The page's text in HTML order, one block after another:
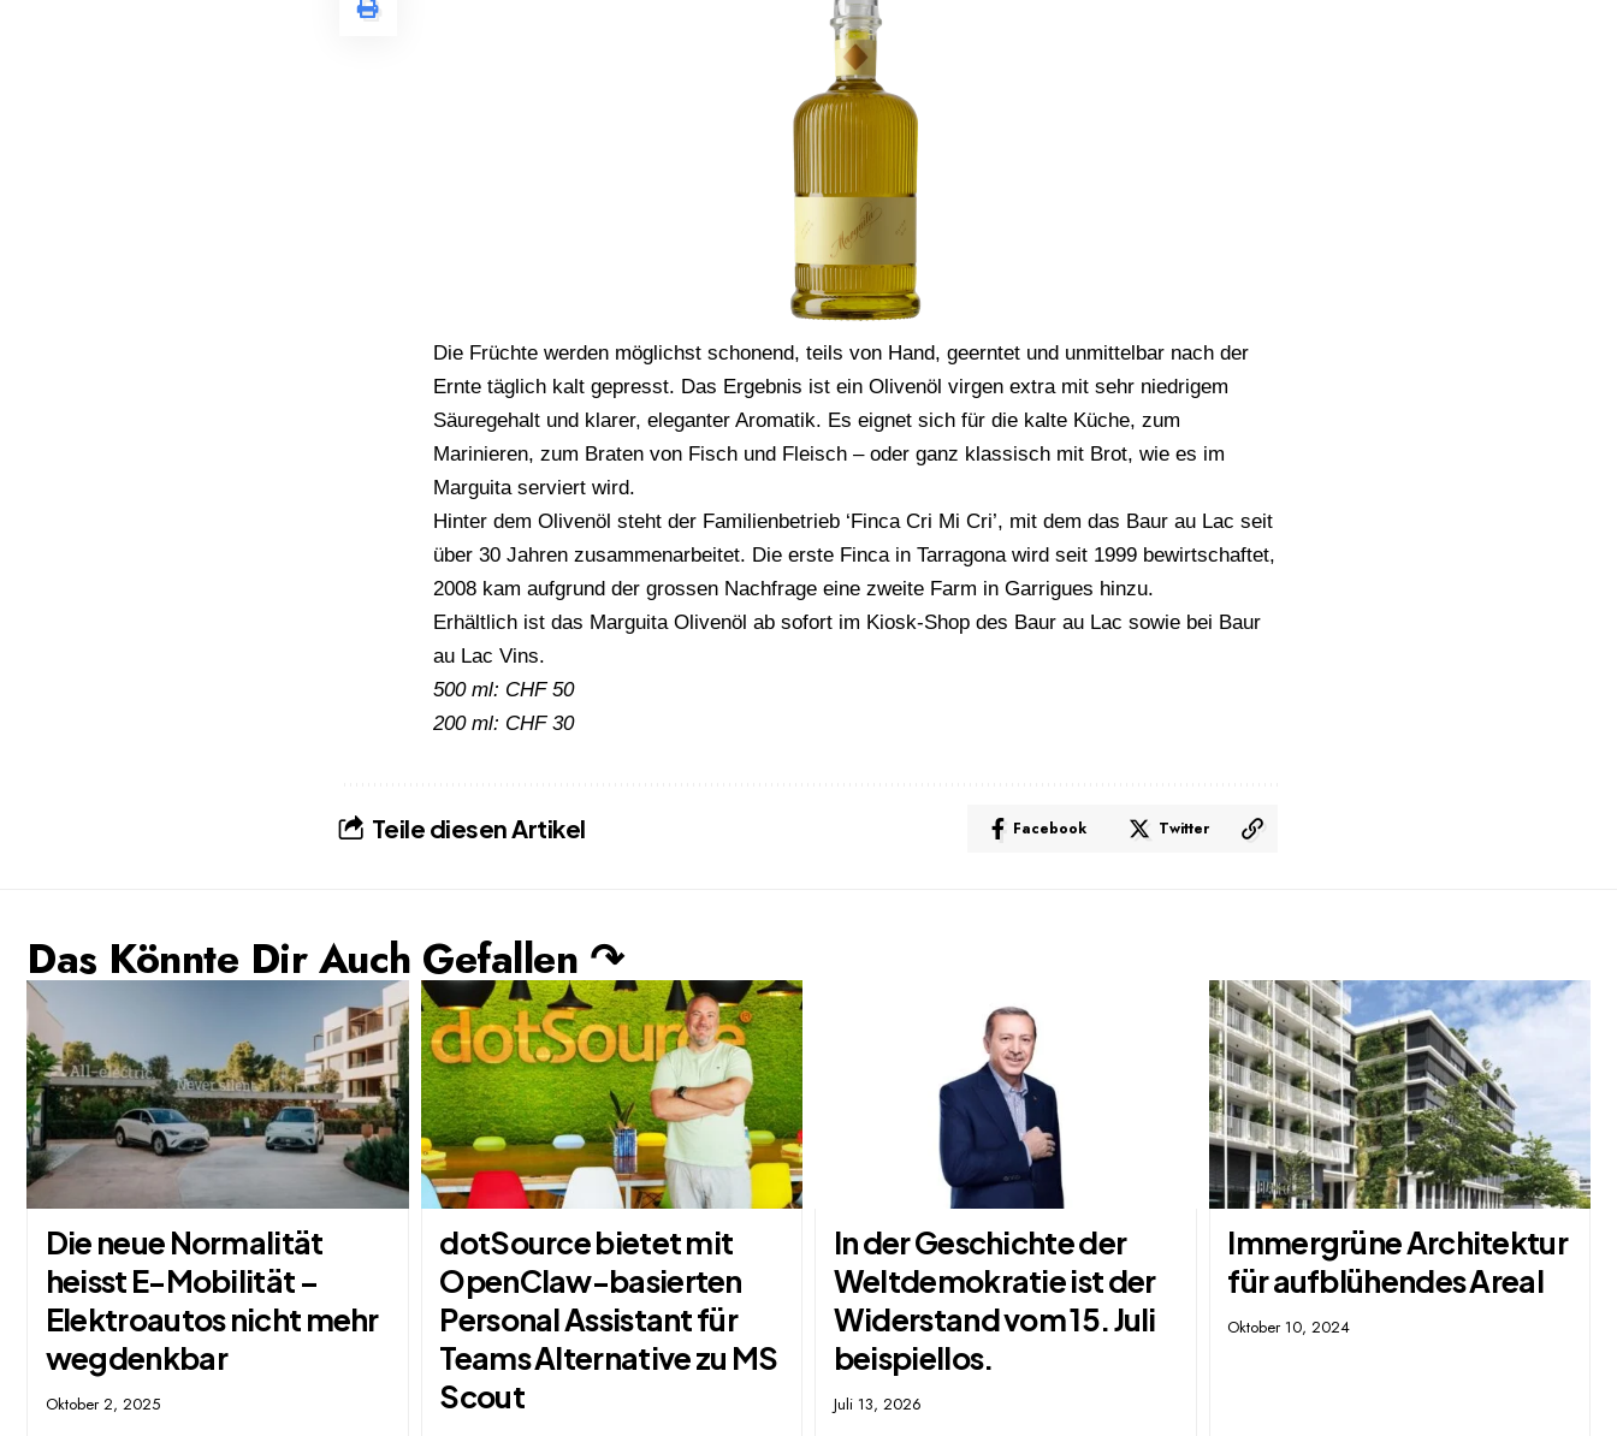
Die Früchte werden möglichst schonend, teils von Hand, geerntet und unmittelbar nach der
Ernte täglich kalt gepresst. Das Ergebnis ist ein Olivenöl virgen extra mit sehr niedrigem
Säuregehalt und klarer, eleganter Aromatik. Es eignet sich für die kalte Küche, zum
Marinieren, zum Braten von Fisch und Fleisch – oder ganz klassisch mit Brot, wie es im
Marguita serviert wird.
Hinter dem Olivenöl steht der Familienbetrieb ‘Finca Cri Mi Cri’, mit dem das Baur au Lac seit
über 30 Jahren zusammenarbeitet. Die erste Finca in Tarragona wird seit 1999 bewirtschaftet,
2008 kam aufgrund der grossen Nachfrage eine zweite Farm in Garrigues hinzu.
Erhältlich ist das Marguita Olivenöl ab sofort im Kiosk-Shop des Baur au Lac sowie bei Baur
au Lac Vins.
500 ml: CHF 50
200 ml: CHF 30
Teile diesen Artikel Facebook Twitter
Das Könnte Dir Auch Gefallen ↷
Die neue Normalität
heisst E-Mobilität –
Elektroautos nicht mehr
wegdenkbar
Oktober 2, 2025
dotSource bietet mit
OpenClaw-basierten
Personal Assistant für
Teams Alternative zu MS
Scout
In der Geschichte der
Weltdemokratie ist der
Widerstand vom 15. Juli
beispiellos.
Juli 13, 2026
Immergrüne Architektur
für aufblühendes Areal
Oktober 10, 2024